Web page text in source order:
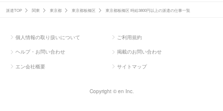
派遣TOP 関東 東京都 東京都板橋区 東京都板橋区 時給3800円以上の派遣の仕事一覧
個人情報の取り扱いについて ご利用規約
ヘルプ・お問い合わせ 掲載のお問い合わせ
エン会社概要 サイトマップ
Copyright © en Inc.